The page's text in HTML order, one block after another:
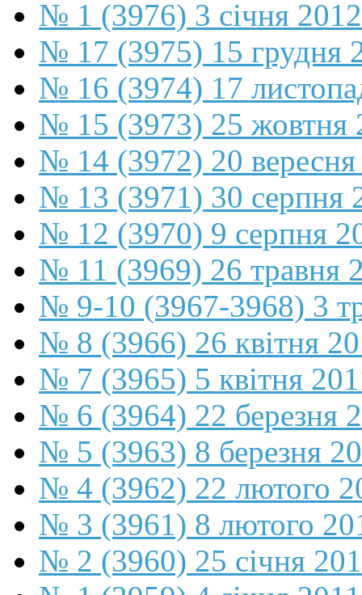
№ 1 (3976) 3 січня 2012
№ 17 (3975) 15 грудня
№ 16 (3974) 17
№ 15 (3973) 25 жовтня
№ 14 (3972) 20 вересня
№ 13 (3971) 30 серпня
№ 12 (3970) 9 серпня
№ 11 (3969) 26 травня
№ 9-10 (3967-3968) 3
№ 8 (3966) 26 квітня
№ 7 (3965) 5 квітня
№ 6 (3964) 22 березня
№ 5 (3963) 8 березня
№ 4 (3962) 22 лютого
№ 3 (3961) 8 лютого
№ 2 (3960) 25 січня